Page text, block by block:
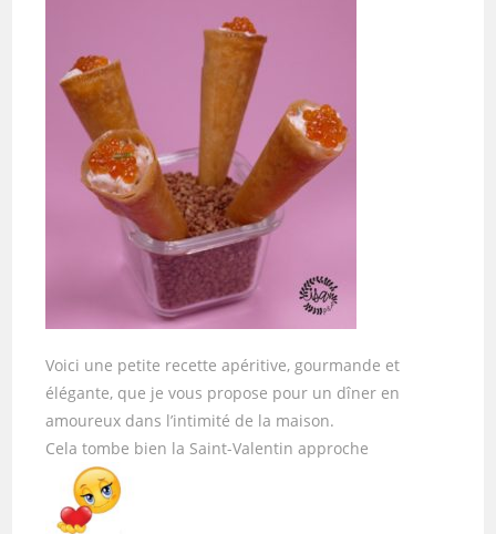
Voici une petite recette apéritive, gourmande et
élégante, que je vous propose pour un dîner en
amoureux dans l’intimité de la maison.
Cela tombe bien la Saint-Valentin approche